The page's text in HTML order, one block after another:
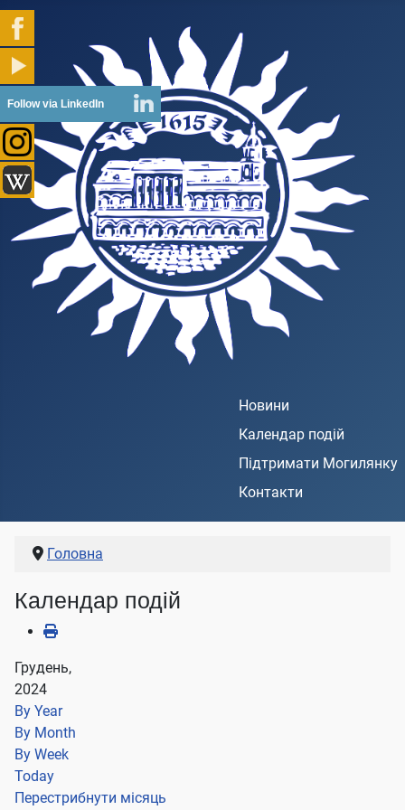
Follow via LinkedIn
Новини
Календар подій
Підтримати Могилянку
Контакти
Головна
Календар подій
Грудень,
2024
By Year
By Month
By Week
Today
Перестрибнути місяць